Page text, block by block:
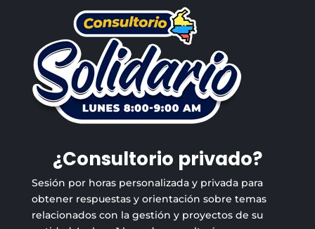
¿Consultorio privado?
Sesión por horas personalizada y privada para
obtener respuestas y orientación sobre temas
relacionados con la gestión y proyectos de su